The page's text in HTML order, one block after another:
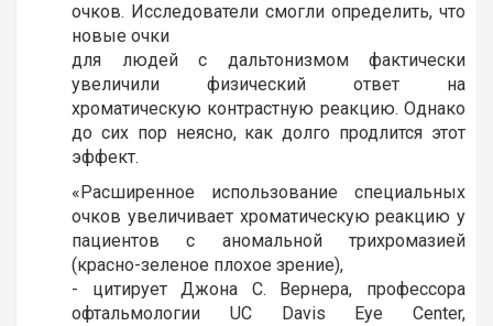
очков. Исследователи смогли определить, что
новые очки
для людей с дальтонизмом фактически
увеличили физический ответ на
хроматическую контрастную реакцию. Однако
до сих пор неясно, как долго продлится этот
эффект.
«Расширенное использование специальных
очков увеличивает хроматическую реакцию у
пациентов с аномальной трихромазией
(красно-зеленое плохое зрение),
- цитирует Джона С. Вернера, профессора
офтальмологии UC Davis Eye Center,